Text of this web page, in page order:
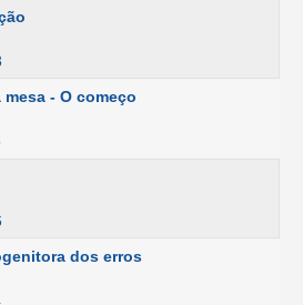
- O começo
dos erros